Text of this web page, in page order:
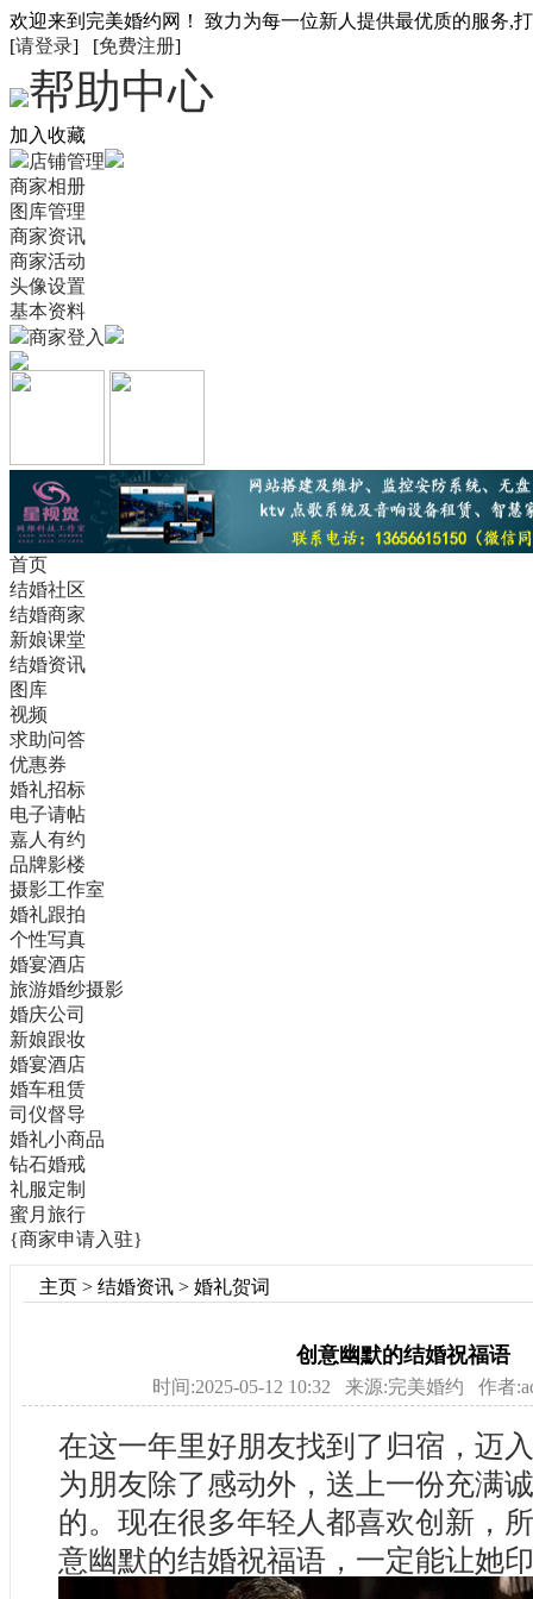
欢迎来到完美婚约网！ 致力为每一位新人提供最优质的服务,
[请登录] [免费注册]
帮助中心
加入收藏
店铺管理
商家相册
图库管理
商家资讯
商家活动
头像设置
基本资料
商家登入
首页
结婚社区
结婚商家
新娘课堂
结婚资讯
图库
视频
求助问答
优惠券
婚礼招标
电子请帖
嘉人有约
品牌影楼
摄影工作室
婚礼跟拍
个性写真
婚宴酒店
旅游婚纱摄影
婚庆公司
新娘跟妆
婚宴酒店
婚车租赁
司仪督导
婚礼小商品
钻石婚戒
礼服定制
蜜月旅行
{商家申请入驻}
主页 > 结婚资讯 > 婚礼贺词
创意幽默的结婚祝福语
时间:2025-05-12 10:32 来源:完美婚约 作者
在这一年里好朋友找到了归宿，迈
为朋友除了感动外，送上一份充满
的。现在很多年轻人都喜欢创新，
意幽默的结婚祝福语，一定能让她